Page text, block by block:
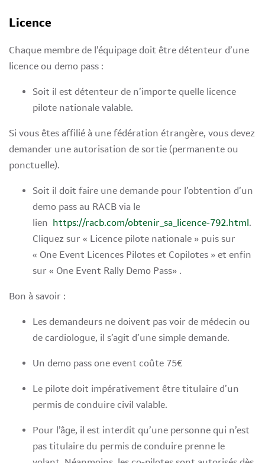
Licence
Chaque membre de l’équipage doit être détenteur d’une
licence ou demo pass :
Soit il est détenteur de n’importe quelle licence
pilote nationale valable.
Si vous êtes affilié à une fédération étrangère, vous devez
demander une autorisation de sortie (permanente ou
ponctuelle).
Soit il doit faire une demande pour l’obtention d’un
demo pass au RACB via le
lien https://racb.com/obtenir_sa_licence-792.html.
Cliquez sur « Licence pilote nationale » puis sur
« One Event Licences Pilotes et Copilotes » et enfin
sur « One Event Rally Demo Pass» .
Bon à savoir :
Les demandeurs ne doivent pas voir de médecin ou
de cardiologue, il s’agit d’une simple demande.
Un demo pass one event coûte 75€
Le pilote doit impérativement être titulaire d’un
permis de conduire civil valable.
Pour l’âge, il est interdit qu’une personne qui n’est
pas titulaire du permis de conduire prenne le